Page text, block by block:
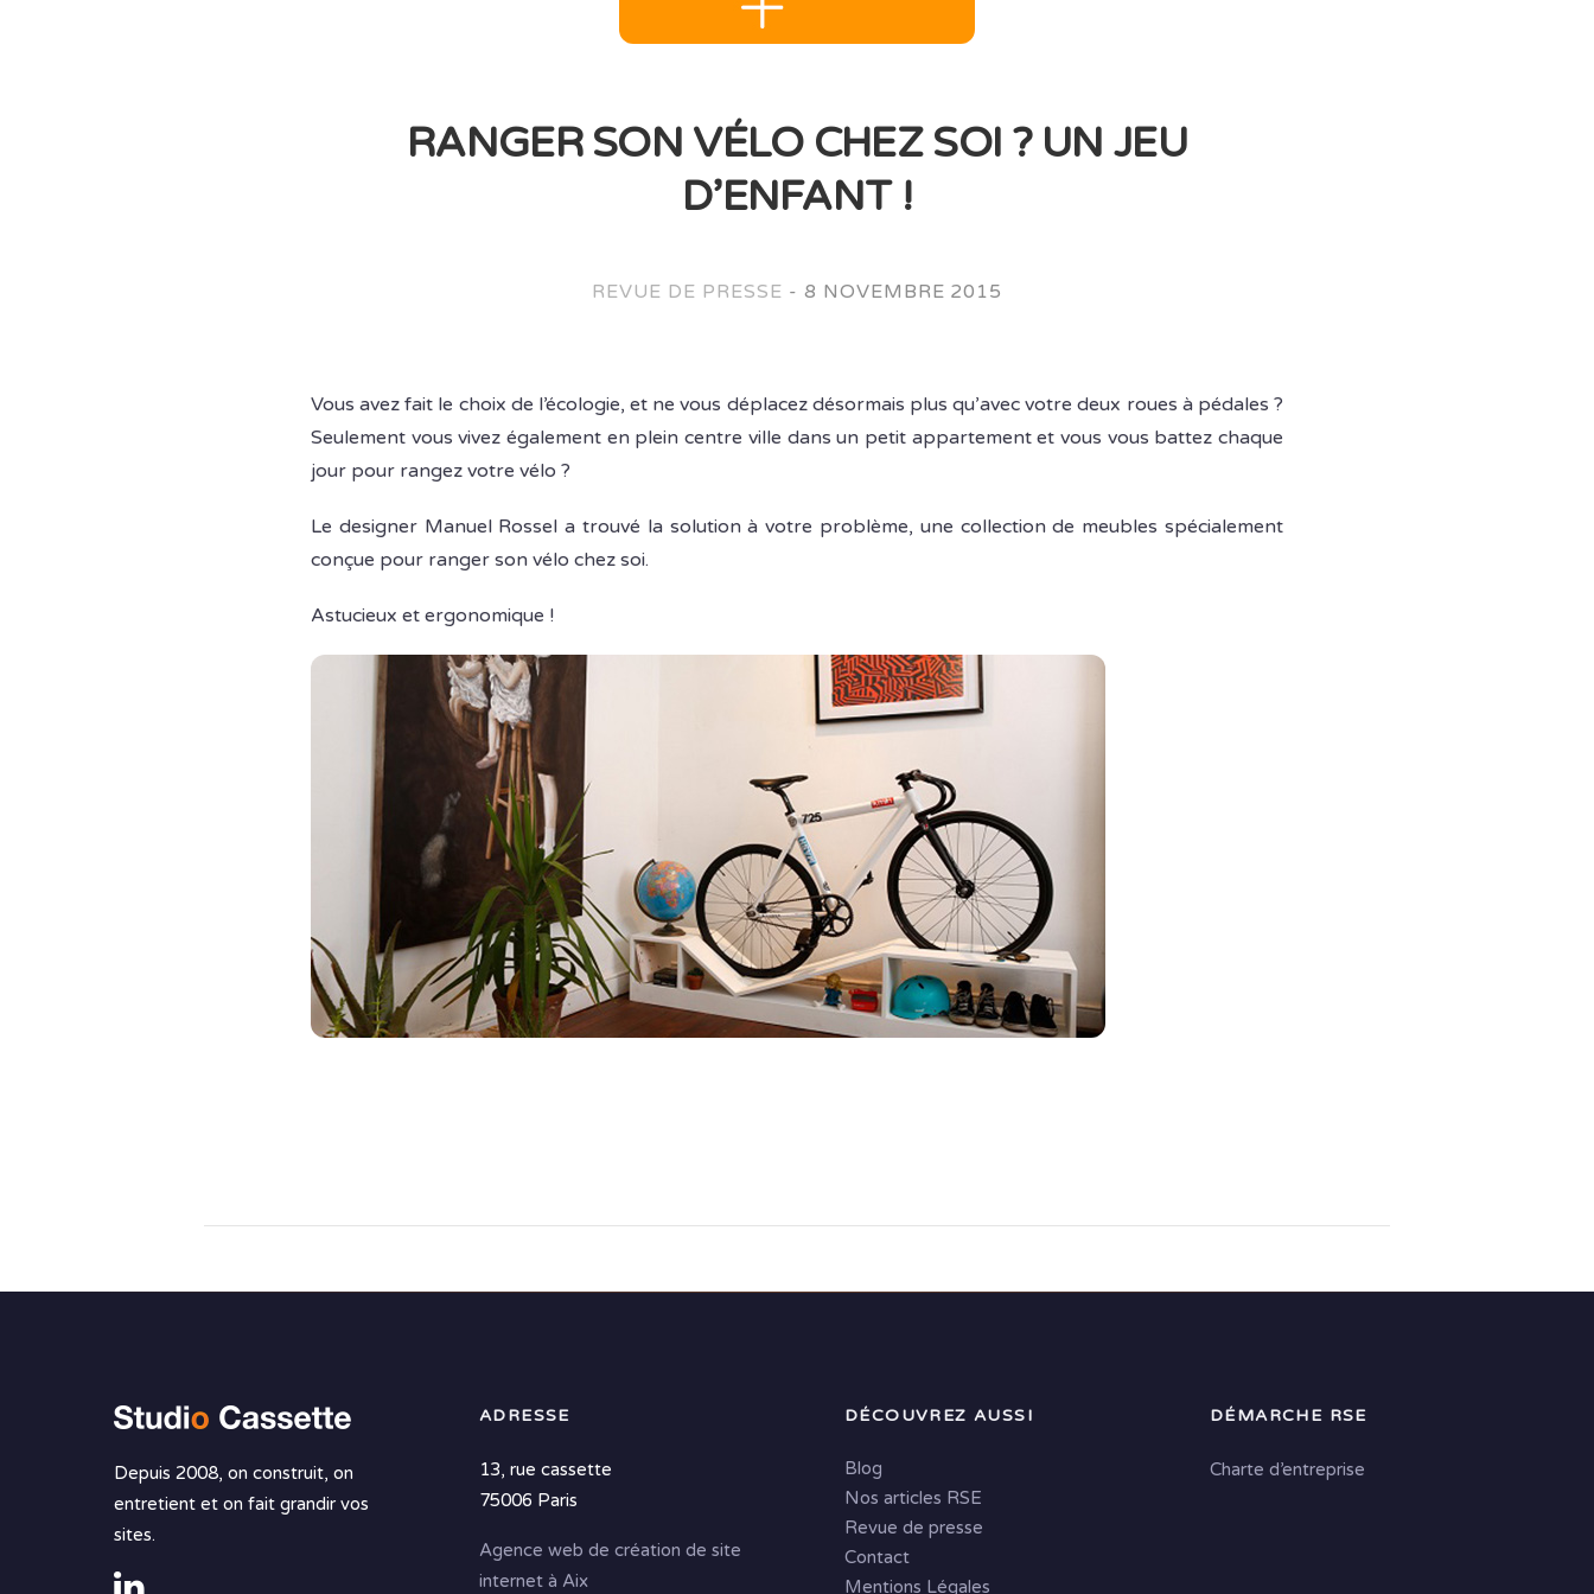
RANGER SON VÉLO CHEZ SOI ? UN JEU
D’ENFANT !
REVUE DE PRESSE - 8 NOVEMBRE 2015
Vous avez fait le choix de l’écologie, et ne vous déplacez désormais plus qu’avec votre deux roues à pédales ?
Seulement vous vivez également en plein centre ville dans un petit appartement et vous vous battez chaque
jour pour rangez votre vélo ?
Le designer Manuel Rossel a trouvé la solution à votre problème, une collection de meubles spécialement
conçue pour ranger son vélo chez soi.
Astucieux et ergonomique !
Depuis 2008, on construit, on
entretient et on fait grandir vos
sites.
ADRESSE
13, rue cassette
75006 Paris
Agence web de création de site
internet à Aix
DÉCOUVREZ AUSSI
Blog
Nos articles RSE
Revue de presse
Contact
Mentions Légales
DÉMARCHE RSE
Charte d’entreprise